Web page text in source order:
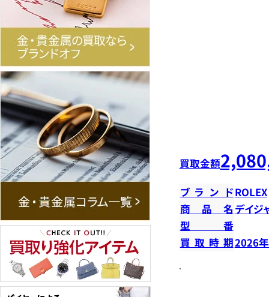
買取金額
ブランドROLEX
商品名 デイジ
型番
買取時期2026